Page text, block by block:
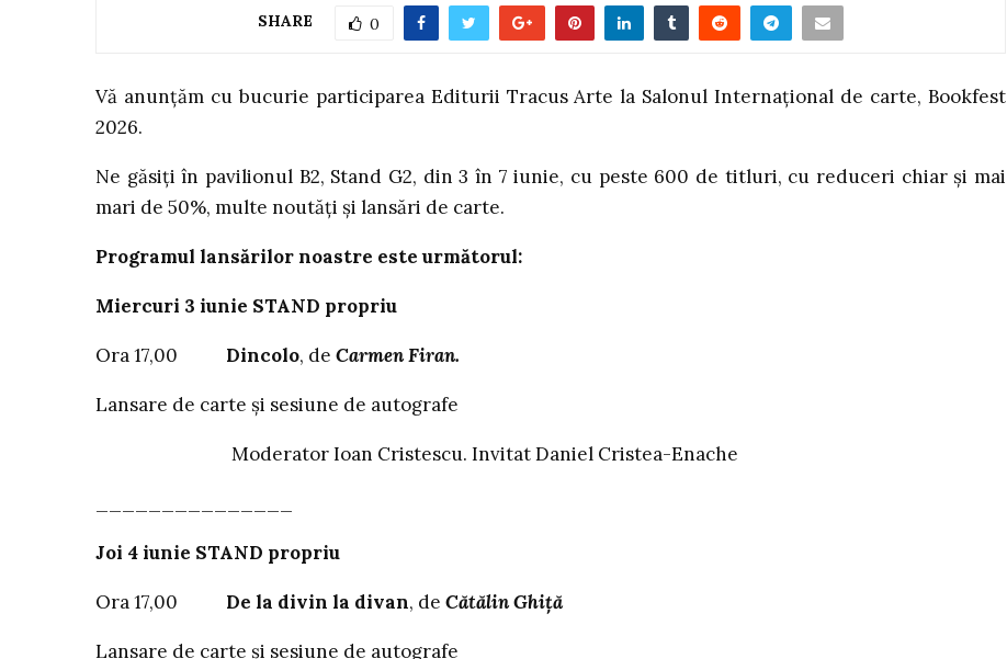
SHARE 0
Vă anunțăm cu bucurie participarea Editurii Tracus Arte la Salonul Internațional de carte, Bookfest
2026.
Ne găsiți în pavilionul B2, Stand G2, din 3 în 7 iunie, cu peste 600 de titluri, cu reduceri chiar și mai
mari de 50%, multe noutăți și lansări de carte.
Programul lansărilor noastre este următorul:
Miercuri 3 iunie STAND propriu
Ora 17,00 Dincolo, de Carmen Firan.
Lansare de carte și sesiune de autografe
Moderator Ioan Cristescu. Invitat Daniel Cristea-Enache
Joi 4 iunie STAND propriu
Ora 17,00 De la divin la divan, de Cătălin Ghiță
Lansare de carte și sesiune de autografe